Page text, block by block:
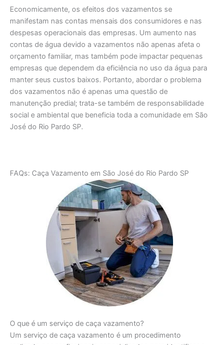
Economicamente, os efeitos dos vazamentos se
manifestam nas contas mensais dos consumidores e nas
despesas operacionais das empresas. Um aumento nas
contas de água devido a vazamentos não apenas afeta o
orçamento familiar, mas também pode impactar pequenas
empresas que dependem da eficiência no uso da água para
manter seus custos baixos. Portanto, abordar o problema
dos vazamentos não é apenas uma questão de
manutenção predial; trata-se também de responsabilidade
social e ambiental que beneficia toda a comunidade em São
José do Rio Pardo SP.
FAQs: Caça Vazamento em São José do Rio Pardo SP
O que é um serviço de caça vazamento?
Um serviço de caça vazamento é um procedimento